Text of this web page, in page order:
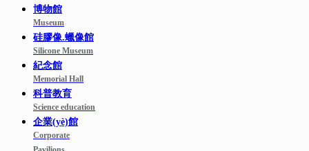
博物館
Museum
硅膠像.蠟像館
Silicone Museum
紀念館
Memorial Hall
科普教育
Science education
企業(yè)館
Corporate